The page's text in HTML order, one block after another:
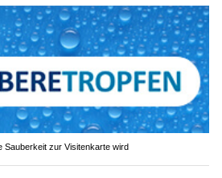
Sauberkeit zur Visitenkarte wird